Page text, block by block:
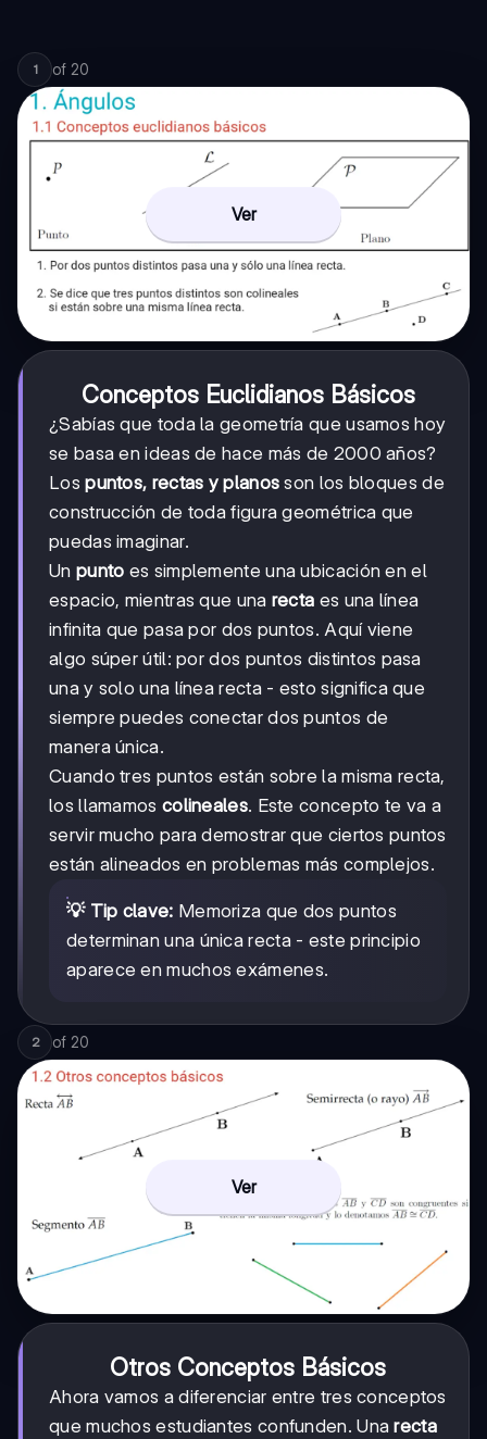
1 of 20
Ver
Conceptos Euclidianos Básicos
¿Sabías que toda la geometría que usamos hoy
se basa en ideas de hace más de 2000 años?
Lospuntos, rectas y planos son los bloques de
construcción de toda figura geométrica que
puedas imaginar.
Un punto es simplemente una ubicación en el
espacio, mientras que una recta es una línea
infinita que pasa por dos puntos. Aquí viene
algo súper útil: por dos puntos distintos pasa
una y solo una línea recta - esto significa que
siempre puedes conectar dos puntos de
manera única.
Cuando tres puntos están sobre la misma recta,
los llamamos colineales. Este concepto te va a
servir mucho para demostrar que ciertos puntos
están alineados en problemas más complejos.
💡 Tip clave: Memoriza que dos puntos
determinan una única recta - este principio
aparece en muchos exámenes.
2 of 20
Ver
Otros Conceptos Básicos
Ahora vamos a diferenciar entre tres conceptos
que muchos estudiantes confunden. Unarecta